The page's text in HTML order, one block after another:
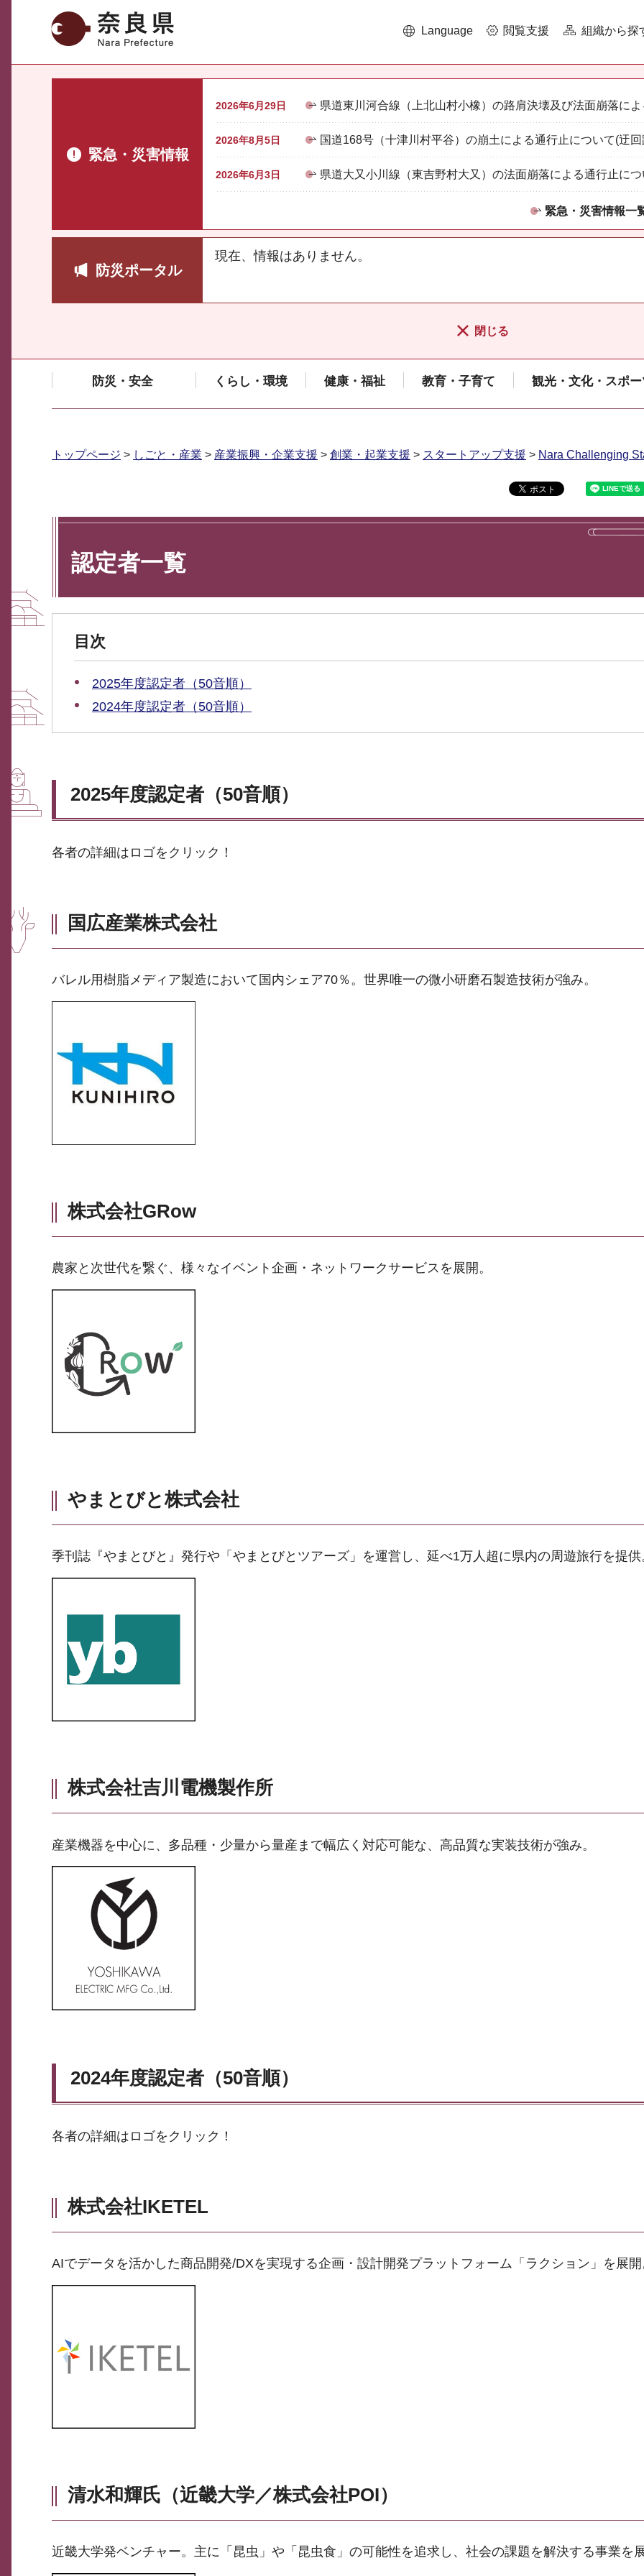
奈良県 Language 閲覧支援 組織から探
緊急・災害情報
2026年6月29日 県道東川河合線（上北山村小橡）の路肩決壊及び法面崩落に
2026年8月5日 国道168号（十津川村平谷）の崩土による通行止について(迂
2026年6月3日 県道大又小川線（東吉野村大又）の法面崩落による通行止に
緊急・災害情報一
防災ポータル
現在、情報はありません。
閉じる
防災・安全 くらし・環境 健康・福祉 教育・子育て 観光・文化・スポー
トップページ > しごと・産業 > 産業振興・企業支援 > 創業・起業支援 > スタートアップ支援 > Nara Challenging
認定者一覧
目次
2025年度認定者（50音順）
2024年度認定者（50音順）
2025年度認定者（50音順）
各者の詳細はロゴをクリック！
国広産業株式会社
バレル用樹脂メディア製造において国内シェア70％。世界唯一の微小研磨石製造技術が強み。
株式会社GRow
農家と次世代を繋ぐ、様々なイベント企画・ネットワークサービスを展開。
やまとびと株式会社
季刊誌『やまとびと』発行や「やまとびとツアーズ」を運営し、延べ1万人超に県内の周遊旅行を提供
株式会社吉川電機製作所
産業機器を中心に、多品種・少量から量産まで幅広く対応可能な、高品質な実装技術が強み。
2024年度認定者（50音順）
各者の詳細はロゴをクリック！
株式会社IKETEL
AIでデータを活かした商品開発/DXを実現する企画・設計開発プラットフォーム「ラクション」を展
清水和輝氏（近畿大学／株式会社POI）
近畿大学発ベンチャー。主に「昆虫」や「昆虫食」の可能性を追求し、社会の課題を解決する事業を